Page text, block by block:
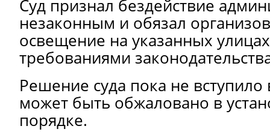
Суд признал бездействие
незаконным и обязал
освещение на указанных
требованиями
Решение суда пока не
может быть обжаловано в
порядке.